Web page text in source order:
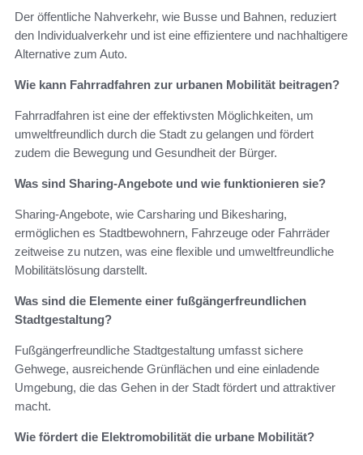
Der öffentliche Nahverkehr, wie Busse und Bahnen, reduziert
den Individualverkehr und ist eine effizientere und nachhaltigere
Alternative zum Auto.
Wie kann Fahrradfahren zur urbanen Mobilität beitragen?
Fahrradfahren ist eine der effektivsten Möglichkeiten, um
umweltfreundlich durch die Stadt zu gelangen und fördert
zudem die Bewegung und Gesundheit der Bürger.
Was sind Sharing-Angebote und wie funktionieren sie?
Sharing-Angebote, wie Carsharing und Bikesharing,
ermöglichen es Stadtbewohnern, Fahrzeuge oder Fahrräder
zeitweise zu nutzen, was eine flexible und umweltfreundliche
Mobilitätslösung darstellt.
Was sind die Elemente einer fußgängerfreundlichen
Stadtgestaltung?
Fußgängerfreundliche Stadtgestaltung umfasst sichere
Gehwege, ausreichende Grünflächen und eine einladende
Umgebung, die das Gehen in der Stadt fördert und attraktiver
macht.
Wie fördert die Elektromobilität die urbane Mobilität?